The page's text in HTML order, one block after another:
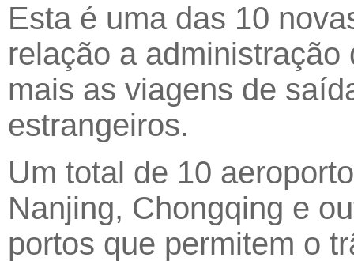
Esta é uma das 10
relação a
mais as viagens de
estrangeiros.
Um total de 10
Nanjing, Chongqing e
portos que permitem o